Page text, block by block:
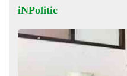
iNPolitic